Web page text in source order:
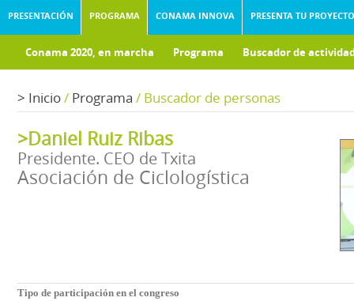
PRESENTACIÓN PROGRAMA CONAMA INNOVA PRESENTA TU PROYECTO
Conama 2020, en marcha Programa Buscador de
> Inicio/ Programa / Buscador de personas
>Daniel Ruiz Ribas
Presidente. CEO de Txita
Asociación de Ciclologística
Tipo de participación en el congreso